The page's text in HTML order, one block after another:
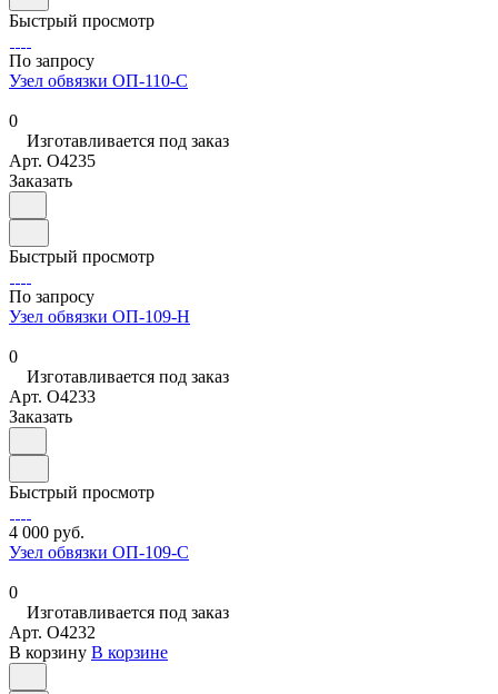
Быстрый просмотр
По запросу
Узел обвязки ОП-110-С
0
Изготавливается под заказ
Арт. O4235
Заказать
Быстрый просмотр
По запросу
Узел обвязки ОП-109-Н
0
Изготавливается под заказ
Арт. O4233
Заказать
Быстрый просмотр
4 000 руб.
Узел обвязки ОП-109-С
0
Изготавливается под заказ
Арт. O4232
В корзину В корзине